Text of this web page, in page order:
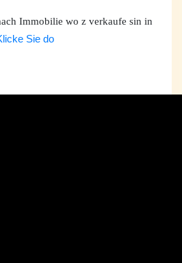
Immobilie wo z verkaufe sin in
Sie do